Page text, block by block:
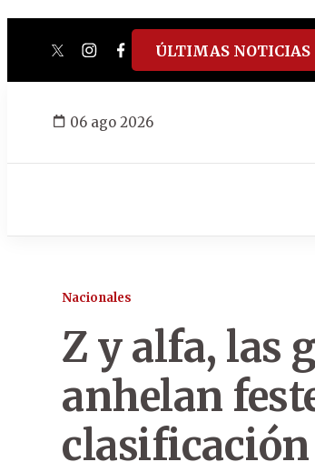
twitterinstagram
facebook
tiktokyoutube
spotify
ÚLTIMAS NOTICIAS
06 ago 2026
Nacionales
Z y alfa, las
anhelan